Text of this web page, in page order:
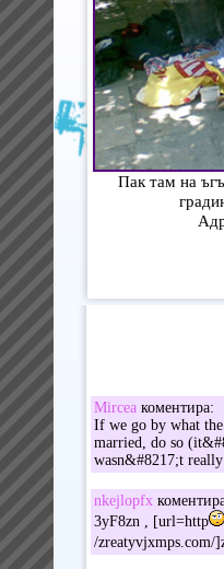
Пак там на
Mirceaкоментира:
If we go by what
married, do so
wasn&#8217;t
nkejlopfx
3yF8zn , [url=http
/